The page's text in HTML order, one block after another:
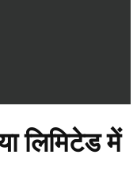
लिमिटेड में